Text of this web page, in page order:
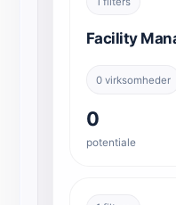
Facility
0 virksomheder
0
potentiale